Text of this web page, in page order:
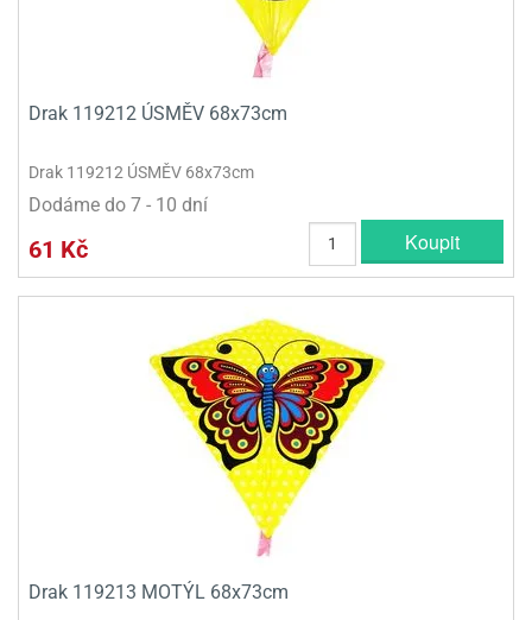
Drak 119212 ÚSMĚV 68x73cm
Drak 119212 ÚSMĚV 68x73cm
Dodáme do 7 - 10 dní
61 Kč Koupit
Drak 119213 MOTÝL 68x73cm